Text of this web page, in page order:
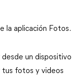
la aplicación Fotos.
un dispositivo
tus fotos y videos